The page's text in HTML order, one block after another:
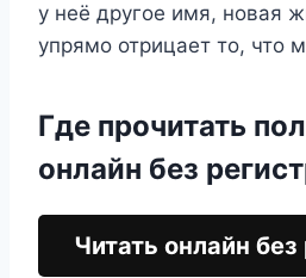
у неё другое имя, новая
упрямо отрицает то, что
Где прочитать
онлайн без
Читать онлайн